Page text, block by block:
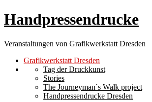
Handpressendrucke
Veranstaltungen von Grafikwerkstatt Dresden
Grafikwerkstatt Dresden
Tag der Druckkunst
Stories
The Journeyman´s Walk project
Handpressendrucke Dresden